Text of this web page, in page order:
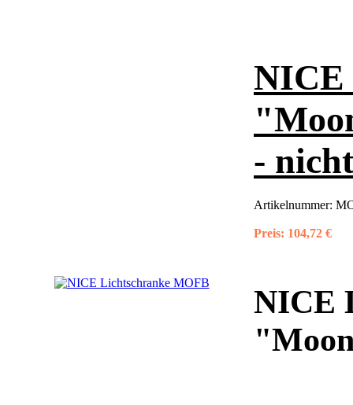
NICE
-
Artikelnummer:
Preis: 104,72 €
NICE